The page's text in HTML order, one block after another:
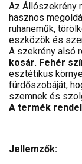
Az Állószekrény
hasznos
ruhaneműk,
eszközök és
A szekrény alsó
kosár. Fehér
esztétikus
fürdőszobáját,
szemnek és
A termék
Jellemzők: